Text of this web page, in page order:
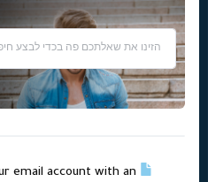
email account with an